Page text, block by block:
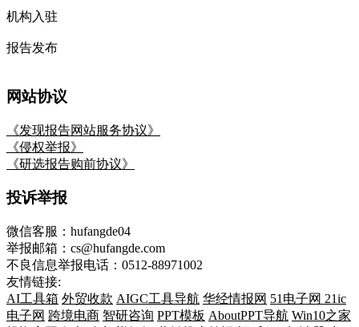
机构入驻
报告发布
网站协议
《发现报告网站服务协议》
《侵权举报》
《研选报告购前协议》
投诉举报
微信客服：hufangde04
举报邮箱：cs@hufangde.com
不良信息举报电话：0512-88971002
友情链接:
AI工具箱 外贸收款 AIGC工具导航 华经情报网 51电子网 21ic
电子网 跨境电商 智研咨询 PPT模板 AboutPPT导航 Win10之家